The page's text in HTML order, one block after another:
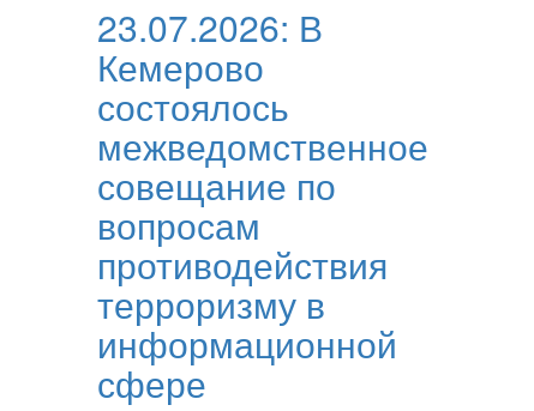
23.07.2026: В
Кемерово
состоялось
межведомственное
совещание по
вопросам
противодействия
терроризму в
информационной
сфере